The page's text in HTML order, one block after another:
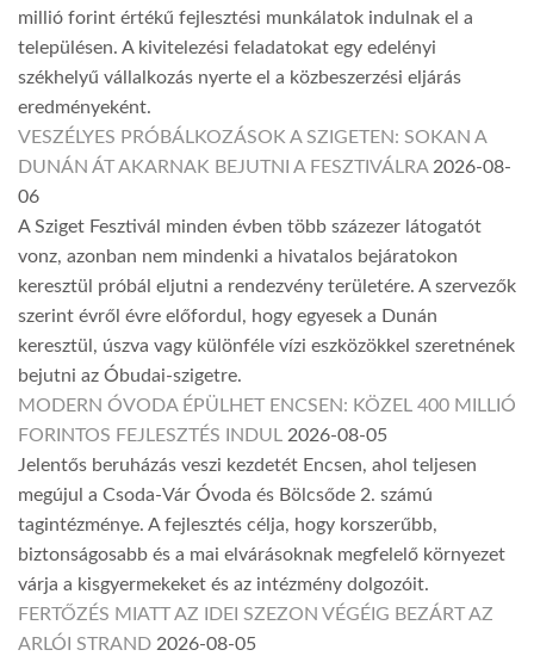
millió forint értékű fejlesztési munkálatok indulnak el a
településen. A kivitelezési feladatokat egy edelényi
székhelyű vállalkozás nyerte el a közbeszerzési eljárás
eredményeként.
VESZÉLYES PRÓBÁLKOZÁSOK A SZIGETEN: SOKAN A
DUNÁN ÁT AKARNAK BEJUTNI A FESZTIVÁLRA 2026-08-
06
A Sziget Fesztivál minden évben több százezer látogatót
vonz, azonban nem mindenki a hivatalos bejáratokon
keresztül próbál eljutni a rendezvény területére. A szervezők
szerint évről évre előfordul, hogy egyesek a Dunán
keresztül, úszva vagy különféle vízi eszközökkel szeretnének
bejutni az Óbudai-szigetre.
MODERN ÓVODA ÉPÜLHET ENCSEN: KÖZEL 400 MILLIÓ
FORINTOS FEJLESZTÉS INDUL 2026-08-05
Jelentős beruházás veszi kezdetét Encsen, ahol teljesen
megújul a Csoda-Vár Óvoda és Bölcsőde 2. számú
tagintézménye. A fejlesztés célja, hogy korszerűbb,
biztonságosabb és a mai elvárásoknak megfelelő környezet
várja a kisgyermekeket és az intézmény dolgozóit.
FERTŐZÉS MIATT AZ IDEI SZEZON VÉGÉIG BEZÁRT AZ
ARLÓI STRAND 2026-08-05